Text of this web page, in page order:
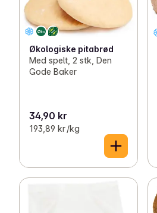
Økologiske pitabrød
Med spelt, 2 stk, Den
Gode Baker
34,90 kr
193,89 kr /kg